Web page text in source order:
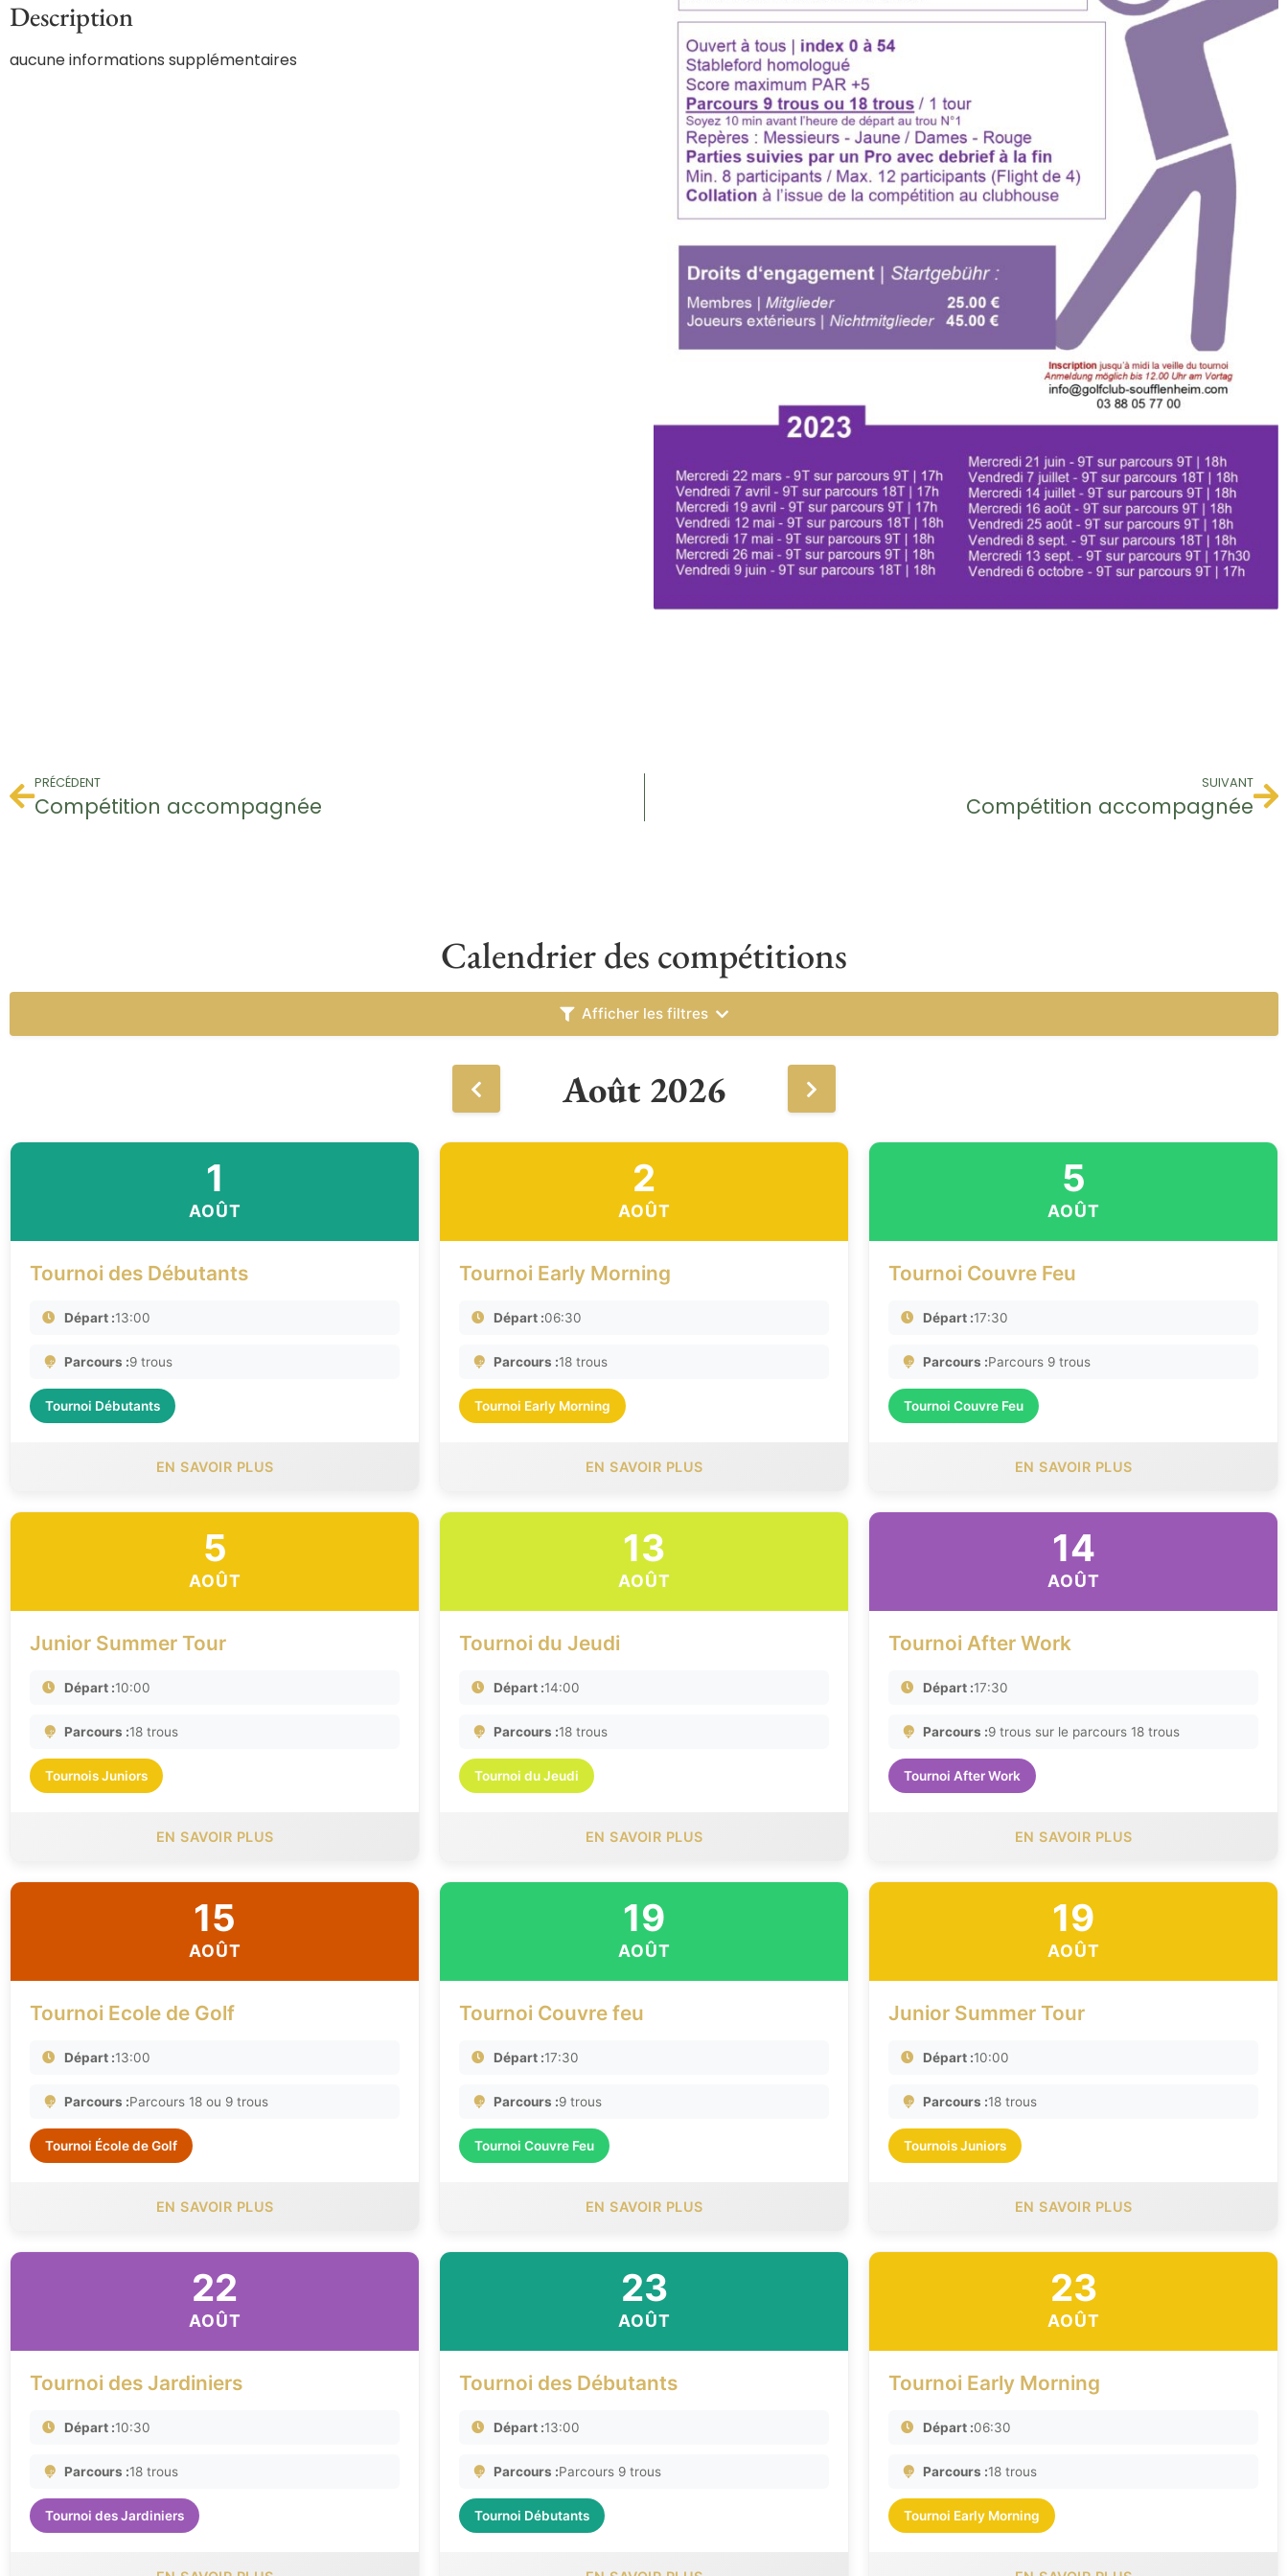
Description
aucune informations supplémentaires
PRÉCÉDENT
Compétition accompagnée
SUIVANT
Compétition accompagnée
Calendrier des compétitions
Afficher les filtres
Août 2026
1
AOÛT
Tournoi des Débutants
Départ :13:00
Parcours :9 trous
Tournoi Débutants
EN SAVOIR PLUS
2
AOÛT
Tournoi Early Morning
Départ :06:30
Parcours :18 trous
Tournoi Early Morning
EN SAVOIR PLUS
5
AOÛT
Tournoi Couvre Feu
Départ :17:30
Parcours :Parcours 9 trous
Tournoi Couvre Feu
EN SAVOIR PLUS
5
AOÛT
Junior Summer Tour
Départ :10:00
Parcours :18 trous
Tournois Juniors
EN SAVOIR PLUS
13
AOÛT
Tournoi du Jeudi
Départ :14:00
Parcours :18 trous
Tournoi du Jeudi
EN SAVOIR PLUS
14
AOÛT
Tournoi After Work
Départ :17:30
Parcours :9 trous sur le parcours 18 trous
Tournoi After Work
EN SAVOIR PLUS
15
AOÛT
Tournoi Ecole de Golf
Départ :13:00
Parcours :Parcours 18 ou 9 trous
Tournoi École de Golf
EN SAVOIR PLUS
19
AOÛT
Tournoi Couvre feu
Départ :17:30
Parcours :9 trous
Tournoi Couvre Feu
EN SAVOIR PLUS
19
AOÛT
Junior Summer Tour
Départ :10:00
Parcours :18 trous
Tournois Juniors
EN SAVOIR PLUS
22
AOÛT
Tournoi des Jardiniers
Départ :10:30
Parcours :18 trous
Tournoi des Jardiniers
23
AOÛT
Tournoi des Débutants
Départ :13:00
Parcours :Parcours 9 trous
Tournoi Débutants
23
AOÛT
Tournoi Early Morning
Départ :06:30
Parcours :18 trous
Tournoi Early Morning